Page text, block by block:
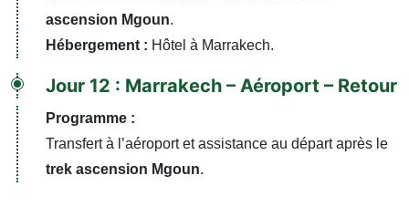
ascension Mgoun.
Hébergement : Hôtel à Marrakech.
Jour 12 : Marrakech – Aéroport – Retour
Programme :
Transfert à l’aéroport et assistance au départ après le
trek ascension Mgoun.